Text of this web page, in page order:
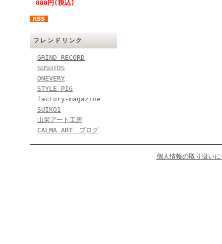
880円(税込)
フレンドリンク
GRIND RECORD
SUSUTOS
ONEVERY
STYLE PIG
factory-magazine
SUIKO1
山栄アート工房
CALMA ART ブログ
個人情報の取り扱い